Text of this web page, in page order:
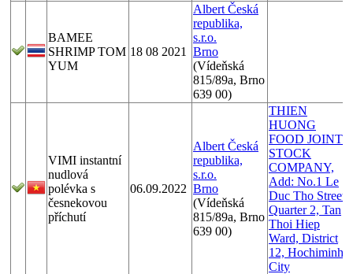
BAMEE
SHRIMP TOM
YUM
18 08 2021
Albert Česká
republika,
s.r.o.
Brno
(Vídeňská
815/89a, Brno
639 00)
VIMI instantní
nudlová
polévka s
česnekovou
příchutí
06.09.2022
Albert Česká
republika,
s.r.o.
Brno
(Vídeňská
815/89a, Brno
639 00)
THIEN
HUONG
FOOD JOINT
STOCK
COMPANY,
Add: No.1 Le
Duc Tho Street,
Quarter 2, Tan
Thoi Hiep
Ward, District
12, Hochiminh
City